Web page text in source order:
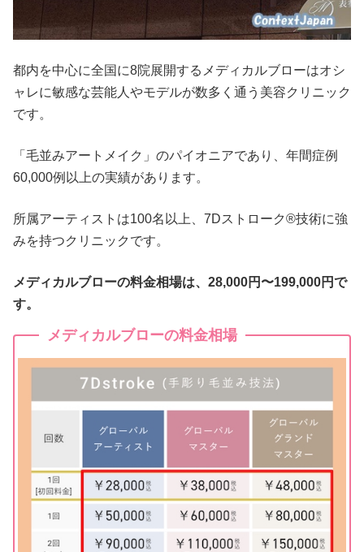
都内を中心に全国に8院展開するメディカルブローはオシ
ャレに敏感な芸能人やモデルが数多く通う美容クリニック
です。
「毛並みアートメイク」のパイオニアであり、年間症例
60,000例以上の実績があります。
所属アーティストは100名以上、7Dストローク®技術に強
みを持つクリニックです。
メディカルブローの料金相場は、28,000円〜199,000円で
す。
メディカルブローの料金相場